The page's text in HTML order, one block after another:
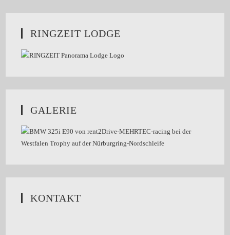
RINGZEIT LODGE
GALERIE
KONTAKT